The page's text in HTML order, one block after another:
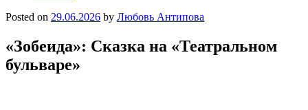
Posted on 29.06.2026 by Любовь Антипова
«Зобеида»: Сказка на «Театральном
бульваре»